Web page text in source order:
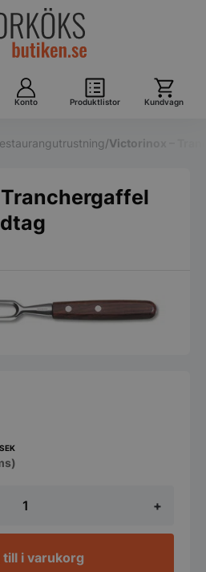
Konto Produktlistor Kundvagn
/Victorinox –
+
SEK
till i varukorg